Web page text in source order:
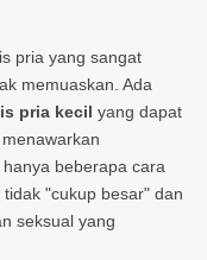
pria yang sangat
memuaskan. Ada
pria kecil yang dapat
beberapa cara
"cukup besar" dan
seksual yang